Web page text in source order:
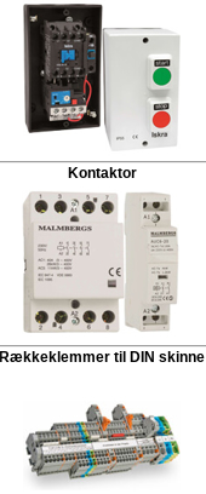
Kontaktor
Rækkeklemmer til DIN skinne